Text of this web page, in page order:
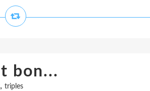
bon...
, triples